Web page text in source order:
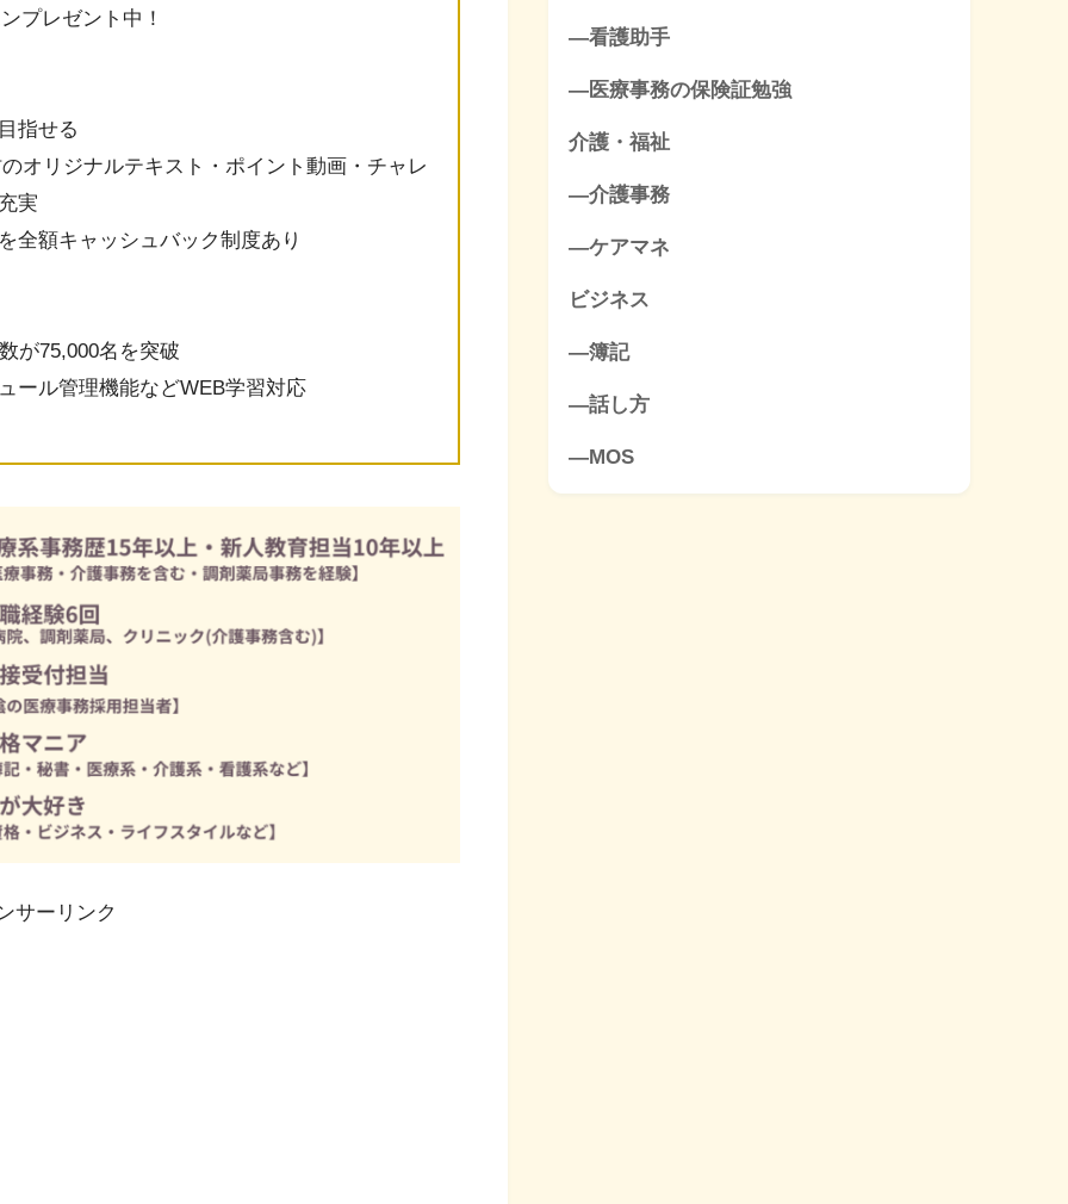
プレゼント中！
指せる
オリジナルテキスト・ポイント動画・チャレ
実
全額キャッシュバック制度あり
が75,000名を突破
ール管理機能などWEB学習対応
サーリンク
―看護助手
―医療事務の保険証勉強
介護・福祉
―介護事務
―ケアマネ
ビジネス
―簿記
―話し方
―MOS